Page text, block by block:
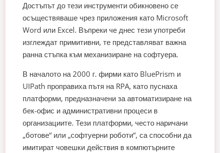
Достъпът до тези инструменти обикновено се
осъществяваше чрез приложения като Microsoft
Word или Excel. Въпреки че днес тези употреби
изглеждат примитивни, те представляват важна
ранна стъпка към механизиране на софтуера.
В началото на 2000 г. фирми като BluePrism и
UIPath проправиха пътя на RPA, като пуснаха
платформи, предназначени за автоматизиране на
бек-офис и административни процеси в
организациите. Тези платформи, често наричани
„ботове“ или „софтуерни роботи“, са способни да
имитират човешки действия в компютърните